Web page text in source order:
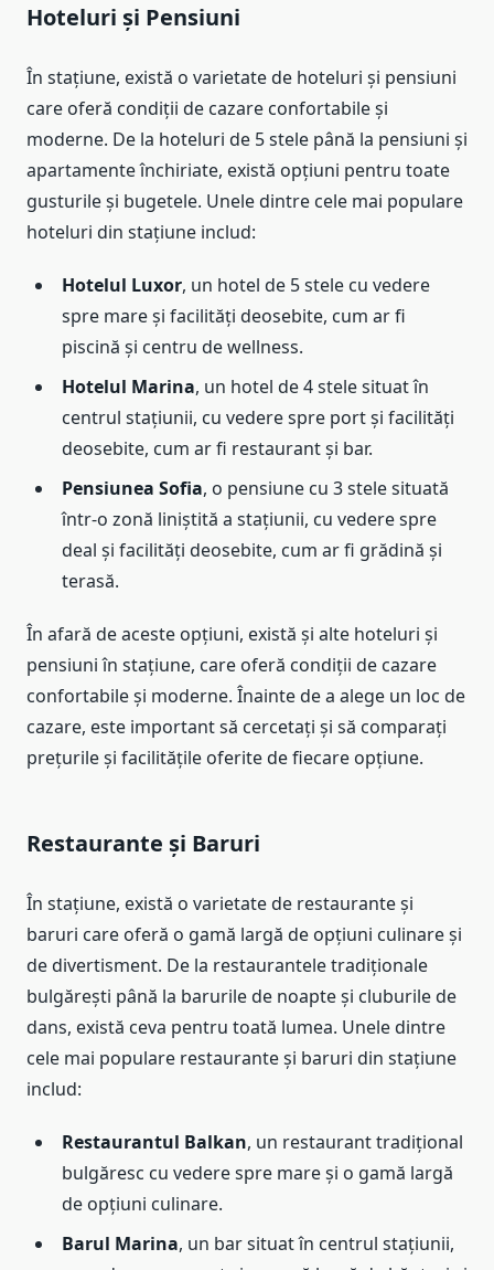
Hoteluri și Pensiuni
În stațiune, există o varietate de hoteluri și pensiuni
care oferă condiții de cazare confortabile și
moderne. De la hoteluri de 5 stele până la pensiuni și
apartamente închiriate, există opțiuni pentru toate
gusturile și bugetele. Unele dintre cele mai populare
hoteluri din stațiune includ:
Hotelul Luxor, un hotel de 5 stele cu vedere
spre mare și facilități deosebite, cum ar fi
piscină și centru de wellness.
Hotelul Marina, un hotel de 4 stele situat în
centrul stațiunii, cu vedere spre port și facilități
deosebite, cum ar fi restaurant și bar.
Pensiunea Sofia, o pensiune cu 3 stele situată
într-o zonă liniștită a stațiunii, cu vedere spre
deal și facilități deosebite, cum ar fi grădină și
terasă.
În afară de aceste opțiuni, există și alte hoteluri și
pensiuni în stațiune, care oferă condiții de cazare
confortabile și moderne. Înainte de a alege un loc de
cazare, este important să cercetați și să comparați
prețurile și facilitățile oferite de fiecare opțiune.
Restaurante și Baruri
În stațiune, există o varietate de restaurante și
baruri care oferă o gamă largă de opțiuni culinare și
de divertisment. De la restaurantele tradiționale
bulgărești până la barurile de noapte și cluburile de
dans, există ceva pentru toată lumea. Unele dintre
cele mai populare restaurante și baruri din stațiune
includ:
Restaurantul Balkan, un restaurant tradițional
bulgăresc cu vedere spre mare și o gamă largă
de opțiuni culinare.
Barul Marina, un bar situat în centrul stațiunii,